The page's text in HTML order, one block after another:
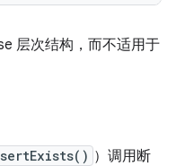
层次结构，而不适用于
）调用断